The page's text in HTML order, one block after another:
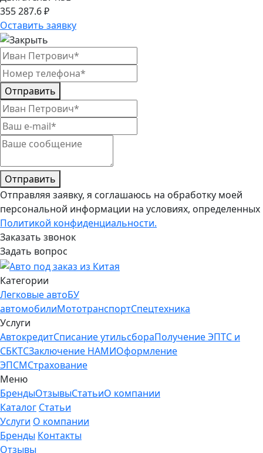
355 287.6 ₽
Оставить заявку
Отправить
Отправить
Отправляя заявку, я соглашаюсь на обработку моей
персональной информации на условиях, определенных
Политикой конфиденциальности.
Заказать звонок
Задать вопрос
Категории
Легковые автоБУ
автомобилиМототранспортСпецтехника
Услуги
АвтокредитСписание утильсбораПолучение ЭПТС и
СБКТСЗаключение НАМИОформление
ЭПСМСтрахование
Меню
БрендыОтзывыСтатьиО компании
Каталог Статьи
Услуги О компании
Бренды Контакты
Отзывы